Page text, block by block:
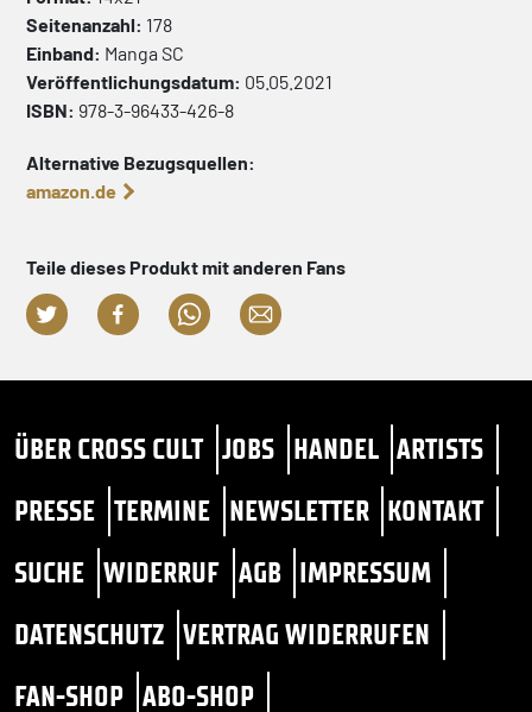
Seitenanzahl: 178
Einband: Manga SC
Veröffentlichungsdatum: 05.05.2021
ISBN: 978-3-96433-426-8
Alternative Bezugsquellen:
amazon.de
Teile dieses Produkt mit anderen Fans
ÜBER CROSS CULT JOBS HANDEL ARTISTS
PRESSE TERMINE NEWSLETTER KONTAKT
SUCHE WIDERRUF AGB IMPRESSUM
DATENSCHUTZ VERTRAG WIDERRUFEN
FAN-SHOP ABO-SHOP